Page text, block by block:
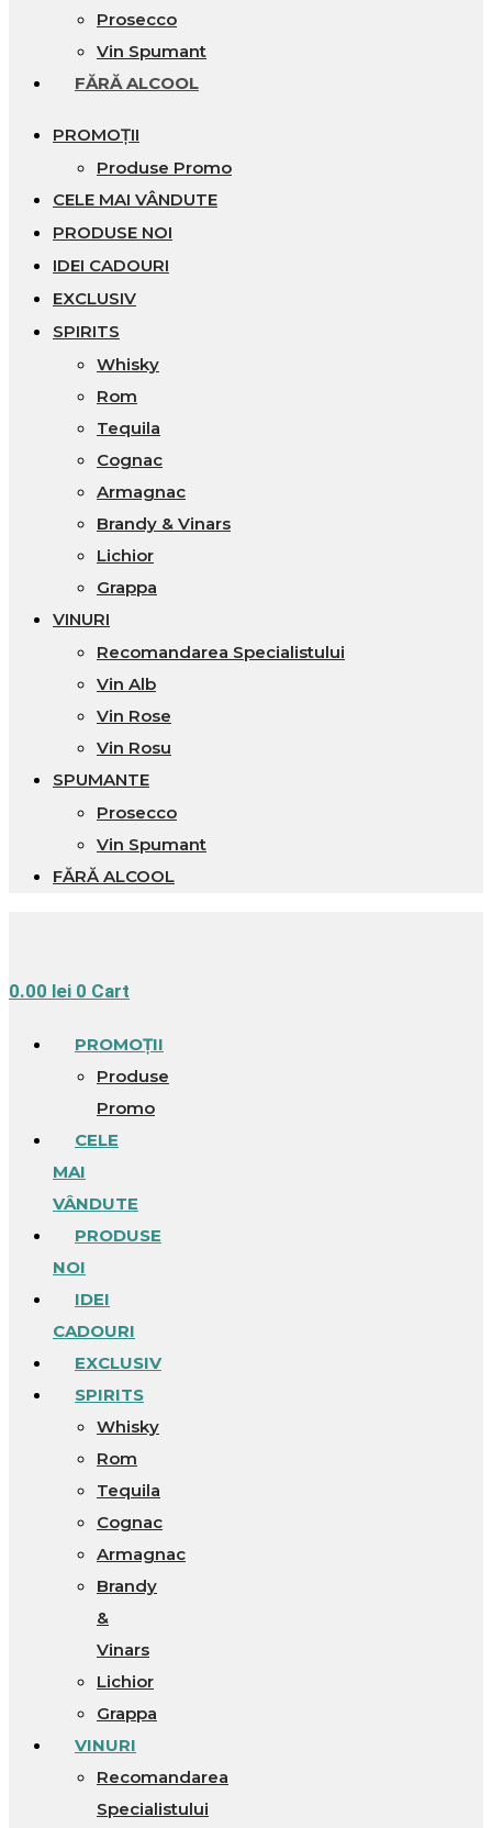
Prosecco
Vin Spumant
FĂRĂ ALCOOL
PROMOȚII
Produse Promo
CELE MAI VÂNDUTE
PRODUSE NOI
IDEI CADOURI
EXCLUSIV
SPIRITS
Whisky
Rom
Tequila
Cognac
Armagnac
Brandy & Vinars
Lichior
Grappa
VINURI
Recomandarea Specialistului
Vin Alb
Vin Rose
Vin Rosu
SPUMANTE
Prosecco
Vin Spumant
FĂRĂ ALCOOL
0.00 lei 0 Cart
PROMOȚII
Produse
Promo
CELE
MAI
VÂNDUTE
PRODUSE
NOI
IDEI
CADOURI
EXCLUSIV
SPIRITS
Whisky
Rom
Tequila
Cognac
Armagnac
Brandy
&
Vinars
Lichior
Grappa
VINURI
Recomandarea
Specialistului